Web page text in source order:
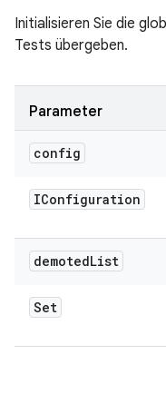
Initialisieren Sie die
Tests übergeben.
Parameter
config
IConfiguration
demotedList
Set